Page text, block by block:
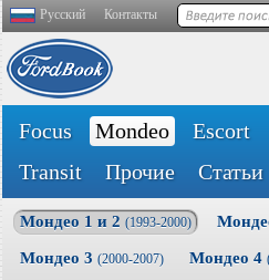
Русский Контакты
Focus Mondeo Escort
Transit
Прочие Статьи
Мондео 1 и 2 (1993-2000)
Мондео 3 (2000-2007) Мондео 4